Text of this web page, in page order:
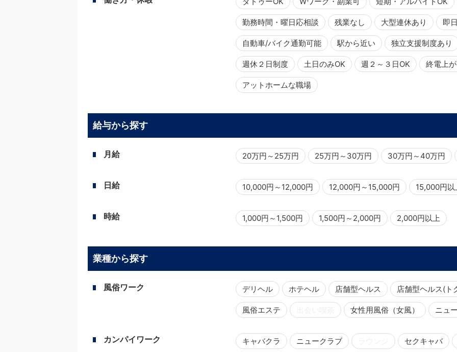
勤務時間・曜日応相談 残業なし 大型連休あり 即
自動車/バイク通勤可能 駅から近い 独立支援制度あり
週休２日制度 土日のみOK 週２～３日OK 終電上
アットホームな職場
給与から探す
月給 20万円～25万円 25万円～30万円 30万円～40万円
日給 10,000円～12,000円 12,000円～15,000円 15,000円以
時給 1,000円～1,500円 1,500円～2,000円 2,000円以上
業種から探す
風俗ワーク デリヘル ホテヘル 店舗型ヘルス 店舗型ヘルス(ト
風俗エステ 女性用風俗（女風） ニュ
カンパイワーク キャバクラ ニュークラブ セクキャバ